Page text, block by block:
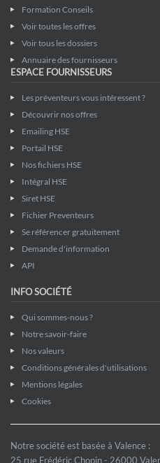
Formation Conseils
Voir toutes les offres
Voir tous les dossiers
Annuaire des fournisseurs
ESPACE FOURNISSEURS
Les préventeurs vous intéressent ?
Découvrir nos offres
Emailing HSE
Portail HSE
Nos fichiers HSE
Intégral HSE
Siret HSE
Fichier Preventeurs
Se référencer gratuitement
Demande d'information
API
INFO SOCIÉTÉ
Qui sommes-nous ?
Notre savoir-faire
Nos valeurs
Conditions générales d'utilisations
Mentions légales
Cookies
Notre société est basée à Valence :
25 rue Frédéric Chopin - 26000